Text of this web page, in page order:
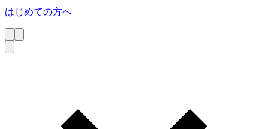
はじめての方へ